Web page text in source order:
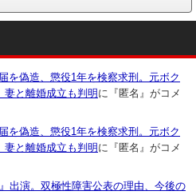
を偽造、懲役1年を検察求刑。元ボク
妻と離婚成立も判明 に『匿名』がコメ
を偽造、懲役1年を検察求刑。元ボク
妻と離婚成立も判明 に『匿名』がコメ
出演。双極性障害公表の理由、今後の